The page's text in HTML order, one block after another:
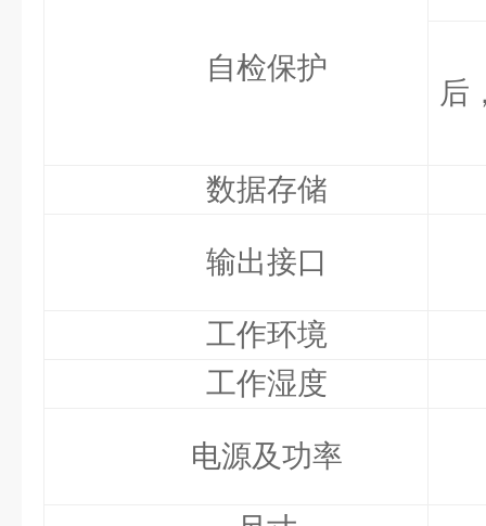
自检保护
后
数据存储
输出接口
工作环境
工作湿度
电源及功率